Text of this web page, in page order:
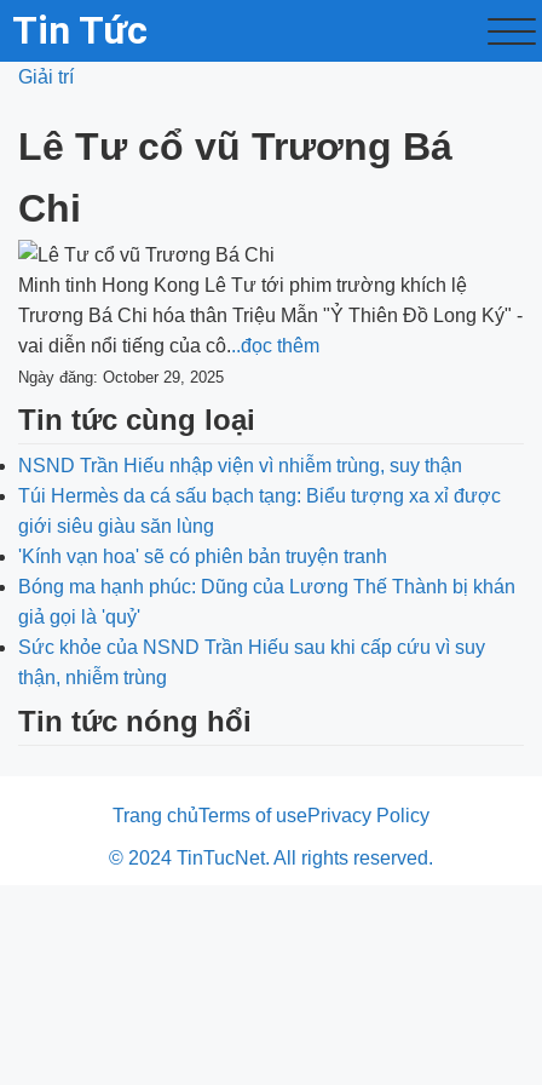
Tin Tức
Giải trí
Lê Tư cổ vũ Trương Bá
Chi
Minh tinh Hong Kong Lê Tư tới phim trường khích lệ
Trương Bá Chi hóa thân Triệu Mẫn "Ỷ Thiên Đồ Long Ký" -
vai diễn nổi tiếng của cô...đọc thêm
Ngày đăng: October 29, 2025
Tin tức cùng loại
NSND Trần Hiếu nhập viện vì nhiễm trùng, suy thận
Túi Hermès da cá sấu bạch tạng: Biểu tượng xa xỉ được
giới siêu giàu săn lùng
'Kính vạn hoa' sẽ có phiên bản truyện tranh
Bóng ma hạnh phúc: Dũng của Lương Thế Thành bị khán
giả gọi là 'quỷ'
Sức khỏe của NSND Trần Hiếu sau khi cấp cứu vì suy
thận, nhiễm trùng
Tin tức nóng hổi
Trang chủTerms of usePrivacy Policy
© 2024 TinTucNet. All rights reserved.